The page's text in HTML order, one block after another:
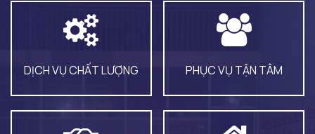
DỊCH VỤ CHẤT LƯỢNG PHỤC VỤ TẬN TÂM